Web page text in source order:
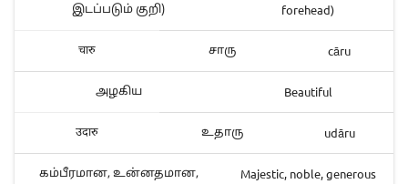
இடப்படும் குறி)
forehead)
चारु சாரு cāru
அழகிய Beautiful
उदारु உதாரு udāru
கம்பீரமான, உன்னதமான,
Majestic, noble, generous